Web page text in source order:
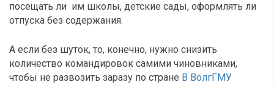
посещать ли им школы, детские сады, оформлять ли
отпуска без содержания.
А если без шуток, то, конечно, нужно снизить
количество командировок самими чиновниками,
чтобы не развозить заразу по стране В ВолгГМУ